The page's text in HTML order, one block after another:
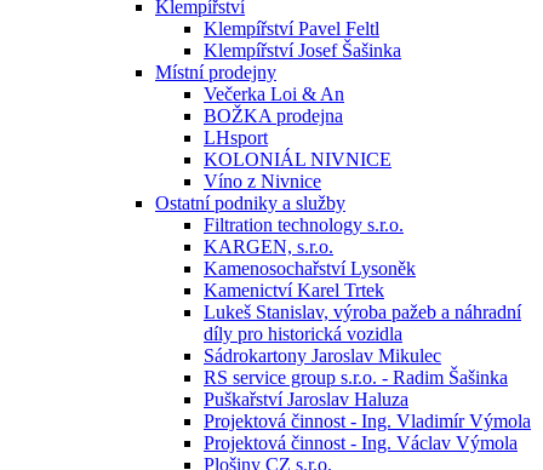
Klempířství
Klempířství Pavel Feltl
Klempířství Josef Šašinka
Místní prodejny
Večerka Loi & An
BOŽKA prodejna
LHsport
KOLONIÁL NIVNICE
Víno z Nivnice
Ostatní podniky a služby
Filtration technology s.r.o.
KARGEN, s.r.o.
Kamenosochařství Lysoněk
Kamenictví Karel Trtek
Lukeš Stanislav, výroba pažeb a náhradní
díly pro historická vozidla
Sádrokartony Jaroslav Mikulec
RS service group s.r.o. - Radim Šašinka
Puškařství Jaroslav Haluza
Projektová činnost - Ing. Vladimír Výmola
Projektová činnost - Ing. Václav Výmola
Plošiny CZ s.r.o.